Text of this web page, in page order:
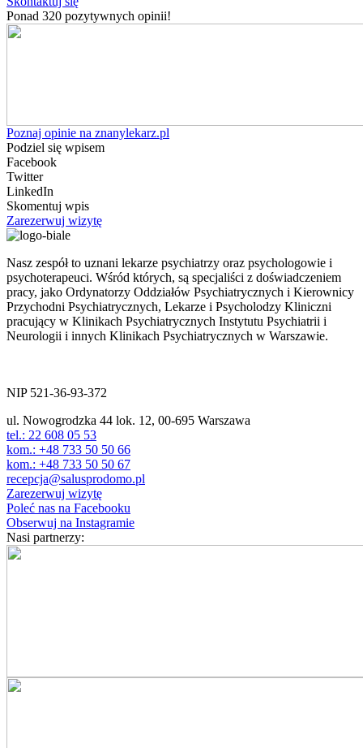
Ponad 320 pozytywnych opinii!
Poznaj opinie na znanylekarz.pl
Podziel się wpisem
Facebook
Twitter
LinkedIn
Skomentuj wpis
Zarezerwuj wizytę
Nasz zespół to uznani lekarze psychiatrzy oraz psychologowie i
psychoterapeuci. Wśród których, są specjaliści z doświadczeniem
pracy, jako Ordynatorzy Oddziałów Psychiatrycznych i Kierownicy
Przychodni Psychiatrycznych, Lekarze i Psycholodzy Kliniczni
pracujący w Klinikach Psychiatrycznych Instytutu Psychiatrii i
Neurologii i innych Klinikach Psychiatrycznych w Warszawie.
NIP 521-36-93-372
ul. Nowogrodzka 44 lok. 12, 00-695 Warszawa
tel.: 22 608 05 53
kom.: +48 733 50 50 66
kom.: +48 733 50 50 67
recepcja@salusprodomo.pl
Zarezerwuj wizytę
Poleć nas na Facebooku
Obserwuj na Instagramie
Nasi partnerzy: